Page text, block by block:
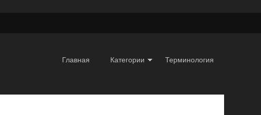
Главная Категории Терминология